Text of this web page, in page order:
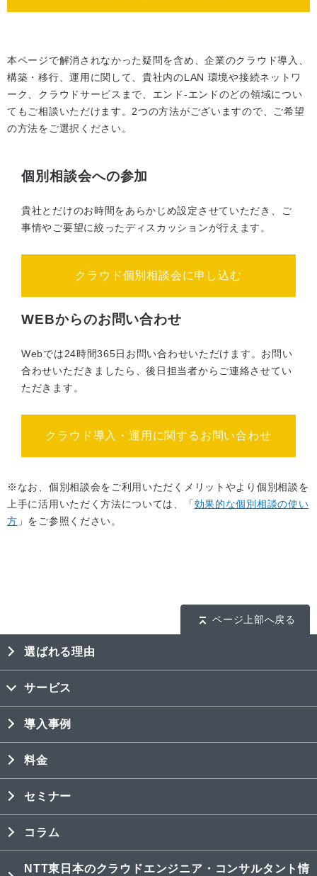
本ページで解消されなかった疑問を含め、企業のクラウド導入、
構築・移行、運用に関して、貴社内のLAN 環境や接続ネットワ
ーク、クラウドサービスまで、エンド-エンドのどの領域につい
てもご相談いただけます。2つの方法がございますので、ご希望
の方法をご選択ください。
個別相談会への参加
貴社とだけのお時間をあらかじめ設定させていただき、ご
事情やご要望に絞ったディスカッションが行えます。
クラウド個別相談会に申し込む
WEBからのお問い合わせ
Webでは24時間365日お問い合わせいただけます。お問い
合わせいただきましたら、後日担当者からご連絡させてい
ただきます。
クラウド導入・運用に関するお問い合わせ
※なお、個別相談会をご利用いただくメリットやより個別相談を
上手に活用いただく方法については、「効果的な個別相談の使い
方 」をご参照ください。
ページ上部へ戻る
選ばれる理由
サービス
導入事例
料金
セミナー
コラム
NTT東日本のクラウドエンジニア・コンサルタント情